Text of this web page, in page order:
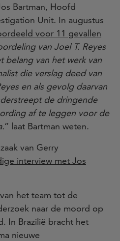
Bartman, Hoofd
Unit. In augustus
voor 11 gevallen
van Joel T. Reyes
belang van het werk van
die verslag deed van
en als gevolg daarvan
de dringende
af te leggen voor de
” laat Bartman weten.
van Gerry
interview met Jos
het team tot de
naar de moord op
In Brazilië bracht het
nieuwe